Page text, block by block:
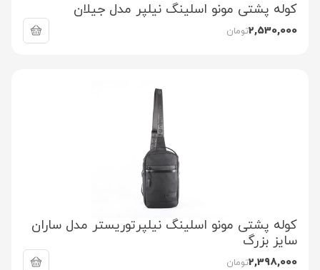
کوله پشتی مونو اسلینگ نیلپر مدل جیلان
2,530,000تومان
کوله پشتی مونو اسلینگ نیلپرتوریستر مدل ساران
سایز بزرگ
2,398,000تومان